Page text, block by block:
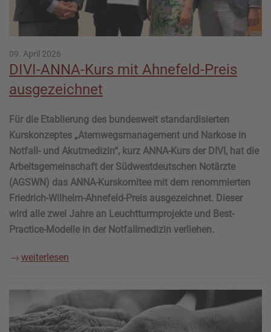
09. April 2026
DIVI-ANNA-Kurs mit Ahnefeld-Preis
ausgezeichnet
Für die Etablierung des bundesweit standardisierten
Kurskonzeptes „Atemwegsmanagement und Narkose in
Notfall- und Akutmedizin“, kurz ANNA-Kurs der DIVI, hat die
Arbeitsgemeinschaft der Südwestdeutschen Notärzte
(AGSWN) das ANNA-Kurskomitee mit dem renommierten
Friedrich-Wilhelm-Ahnefeld-Preis ausgezeichnet. Dieser
wird alle zwei Jahre an Leuchtturmprojekte und Best-
Practice-Modelle in der Notfallmedizin verliehen.
weiterlesen